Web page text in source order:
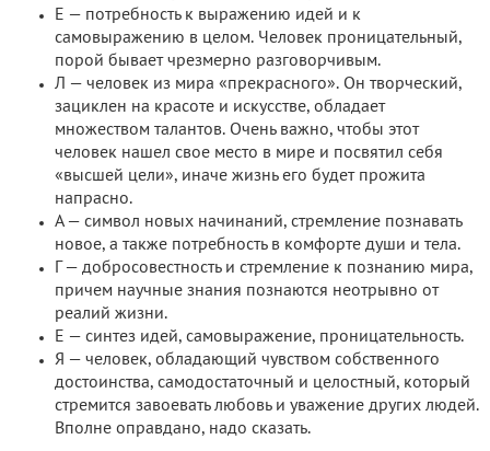
Е — потребность к выражению идей и к
самовыражению в целом. Человек проницательный,
порой бывает чрезмерно разговорчивым.
Л — человек из мира «прекрасного». Он творческий,
зациклен на красоте и искусстве, обладает
множеством талантов. Очень важно, чтобы этот
человек нашел свое место в мире и посвятил себя
«высшей цели», иначе жизнь его будет прожита
напрасно.
А — символ новых начинаний, стремление познавать
новое, а также потребность в комфорте души и тела.
Г — добросовестность и стремление к познанию мира,
причем научные знания познаются неотрывно от
реалий жизни.
Е — синтез идей, самовыражение, проницательность.
Я — человек, обладающий чувством собственного
достоинства, самодостаточный и целостный, который
стремится завоевать любовь и уважение других людей.
Вполне оправдано, надо сказать.